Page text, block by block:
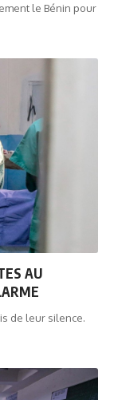
le Bénin pour
AU
de leur silence.